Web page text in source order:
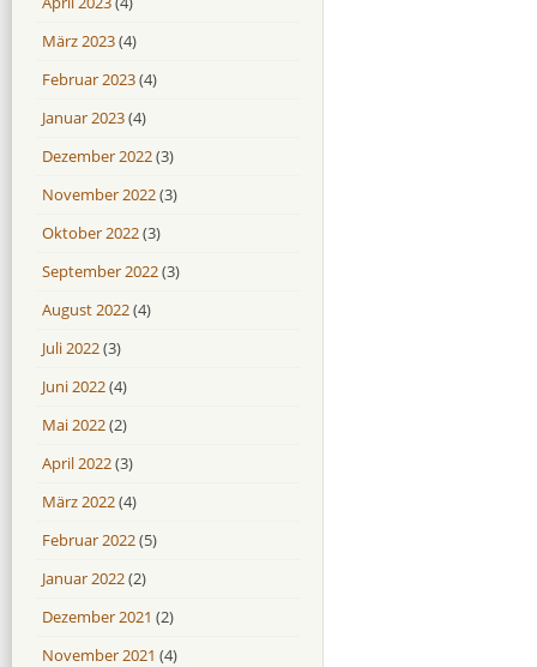
März 2023(4)
Februar 2023(4)
Januar 2023(4)
Dezember 2022(3)
November 2022(3)
Oktober 2022(3)
September 2022(3)
August 2022(4)
Juli 2022(3)
Juni 2022(4)
Mai 2022(2)
April 2022(3)
März 2022(4)
Februar 2022(5)
Januar 2022(2)
Dezember 2021 (2)
November 2021 (4)